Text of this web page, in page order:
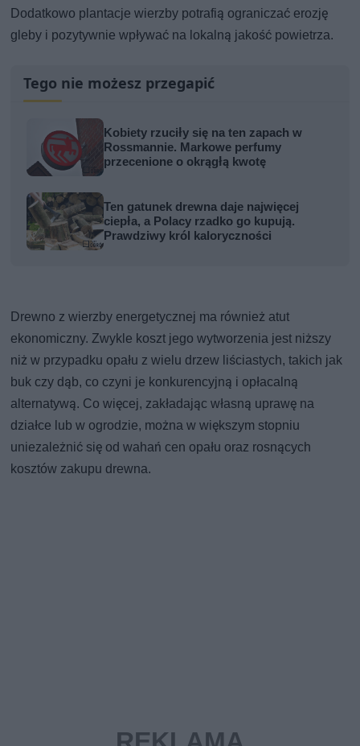
Dodatkowo plantacje wierzby potrafią ograniczać erozję
gleby i pozytywnie wpływać na lokalną jakość powietrza.
Tego nie możesz przegapić
Kobiety rzuciły się na ten zapach w
Rossmannie. Markowe perfumy
przecenione o okrągłą kwotę
Ten gatunek drewna daje najwięcej
ciepła, a Polacy rzadko go kupują.
Prawdziwy król kaloryczności
Drewno z wierzby energetycznej ma również atut
ekonomiczny. Zwykle koszt jego wytworzenia jest niższy
niż w przypadku opału z wielu drzew liściastych, takich jak
buk czy dąb, co czyni je konkurencyjną i opłacalną
alternatywą. Co więcej, zakładając własną uprawę na
działce lub w ogrodzie, można w większym stopniu
uniezależnić się od wahań cen opału oraz rosnących
kosztów zakupu drewna.